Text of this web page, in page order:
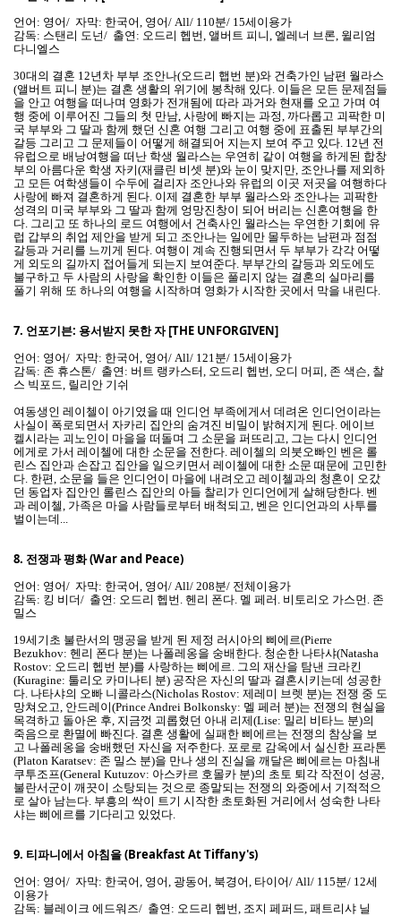
언어: 영어/ 자막: 한국어, 영어/ All/ 110분/ 15세이용가
감독: 스탠리 도넌/ 출연: 오드리 헵번, 앨버트 피니, 엘레너 브론, 윌리엄
다니엘스
30대의 결혼 12년차 부부 조안나(오드리 햅번 분)와 건축가인 남편 월라스
(앨버트 피니 분)는 결혼 생활의 위기에 봉착해 있다. 이들은 모든 문제점들
을 안고 여행을 떠나며 영화가 전개됨에 따라 과거와 현재를 오고 가며 여
행 중에 이루어진 그들의 첫 만남, 사랑에 빠지는 과정, 까다롭고 괴팍한 미
국 부부와 그 딸과 함께 했던 신혼 여행 그리고 여행 중에 표출된 부부간의
갈등 그리고 그 문제들이 어떻게 해결되어 지는지 보여 주고 있다. 12년 전
유럽으로 배낭여행을 떠난 학생 월라스는 우연히 같이 여행을 하게된 합창
부의 아름다운 학생 자키(재클린 비셋 분)와 눈이 맞지만, 조안나를 제외하
고 모든 여학생들이 수두에 걸리자 조안나와 유럽의 이곳 저곳을 여행하다
사랑에 빠져 결혼하게 된다. 이제 결혼한 부부 월라스와 조안나는 괴팍한
성격의 미국 부부와 그 딸과 함께 엉망진창이 되어 버리는 신혼여행을 한
다. 그리고 또 하나의 로드 여행에서 건축사인 월라스는 우연한 기회에 유
럽 갑부의 취업 제안을 받게 되고 조안나는 일에만 몰두하는 남편과 점점
갈등과 거리를 느끼게 된다. 여행이 계속 진행되면서 두 부부가 각각 어떻
게 외도의 길까지 접어들게 되는지 보여준다. 부부간의 갈등과 외도에도
불구하고 두 사람의 사랑을 확인한 이들은 풀리지 않는 결혼의 실마리를
풀기 위해 또 하나의 여행을 시작하며 영화가 시작한 곳에서 막을 내린다.
7. 언포기븐: 용서받지 못한 자 [THE UNFORGIVEN]
언어: 영어/ 자막: 한국어, 영어/ All/ 121분/ 15세이용가
감독: 존 휴스톤/ 출연: 버트 랭카스터, 오드리 헵번, 오디 머피, 존 색슨, 찰
스 빅포드, 릴리안 기쉬
여동생인 레이첼이 아기였을 때 인디언 부족에게서 데려온 인디언이라는
사실이 폭로되면서 자카리 집안의 숨겨진 비밀이 밝혀지게 된다. 에이브
켈시라는 괴노인이 마을을 떠돌며 그 소문을 퍼뜨리고, 그는 다시 인디언
에게로 가서 레이첼에 대한 소문을 전한다. 레이첼의 의붓오빠인 벤은 롤
린스 집안과 손잡고 집안을 일으키면서 레이첼에 대한 소문 때문에 고민한
다. 한편, 소문을 들은 인디언이 마을에 내려오고 레이첼과의 청혼이 오갔
던 동업자 집안인 롤린스 집안의 아들 찰리가 인디언에게 살해당한다. 벤
과 레이첼, 가족은 마을 사람들로부터 배척되고, 벤은 인디언과의 사투를
벌이는데...
8. 전쟁과 평화 (War and Peace)
언어: 영어/ 자막: 한국어, 영어/ All/ 208분/ 전체이용가
감독: 킹 비더/ 출연: 오드리 헵번. 헨리 폰다. 멜 페러. 비토리오 가스먼. 존
밀스
19세기초 불란서의 맹공을 받게 된 제정 러시아의 삐에르(Pierre
Bezukhov: 헨리 폰다 분)는 나폴레옹을 숭배한다. 청순한 나타샤(Natasha
Rostov: 오드리 헵번 분)를 사랑하는 삐에르. 그의 재산을 탐낸 크라킨
(Kuragine: 툴리오 카미나티 분) 공작은 자신의 딸과 결혼시키는데 성공한
다. 나타샤의 오빠 니콜라스(Nicholas Rostov: 제레미 브렛 분)는 전쟁 중 도
망쳐오고, 안드레이(Prince Andrei Bolkonsky: 멜 페러 분)는 전쟁의 현실을
목격하고 돌아온 후, 지금껏 괴롭혔던 아내 리제(Lise: 밀리 비타느 분)의
죽음으로 환멸에 빠진다. 결혼 생활에 실패한 삐에르는 전쟁의 참상을 보
고 나폴레옹을 숭배했던 자신을 저주한다. 포로로 감옥에서 실신한 프라톤
(Platon Karatsev: 존 밀스 분)을 만나 생의 진실을 깨달은 삐에르는 마침내
쿠투조프(General Kutuzov: 아스카르 호몰카 분)의 초토 퇴각 작전이 성공,
불란서군이 깨끗이 소탕되는 것으로 종말되는 전쟁의 와중에서 기적적으
로 살아 남는다. 부흥의 싹이 트기 시작한 초토화된 거리에서 성숙한 나타
샤는 삐에르를 기다리고 있었다.
9. 티파니에서 아침을 (Breakfast At Tiffany's)
언어: 영어/ 자막: 한국어, 영어, 광동어, 북경어, 타이어/ All/ 115분/ 12세
이용가
감독: 블레이크 에드워즈/ 출연: 오드리 헵번, 조지 페퍼드, 패트리샤 닐